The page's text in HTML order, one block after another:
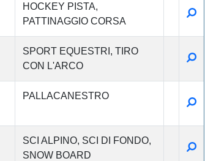
HOCKEY PISTA
PATTINAGGIO CORSA
SPORT EQUESTRI
TIRO
CON L'ARCO
PALLACANESTRO
SCI ALPINO SCI DI FONDO
SNOW BOARD